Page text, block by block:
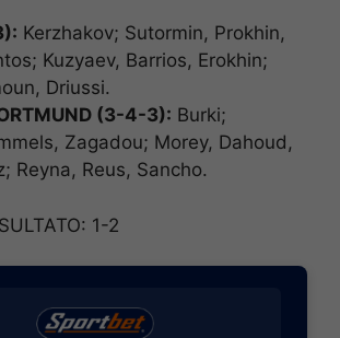
Kerzhakov; Sutormin, Prokhin,
Kuzyaev, Barrios, Erokhin;
Driussi.
(3-4-3): Burki;
Zagadou; Morey, Dahoud,
Reyna, Reus, Sancho.
1-2